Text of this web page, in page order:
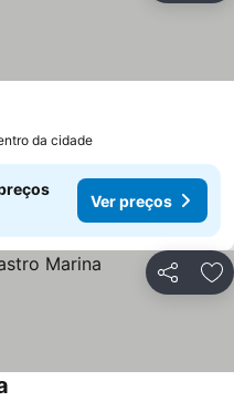
da cidade
Ver preços
Partilhar